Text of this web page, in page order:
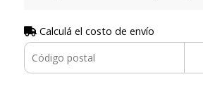
Calculá el costo de envío